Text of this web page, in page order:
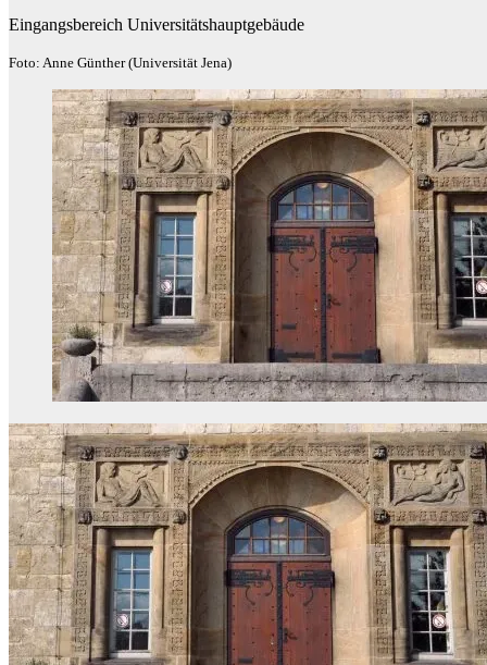
Eingangsbereich Universitätshauptgebäude
Foto: Anne Günther (Universität Jena)